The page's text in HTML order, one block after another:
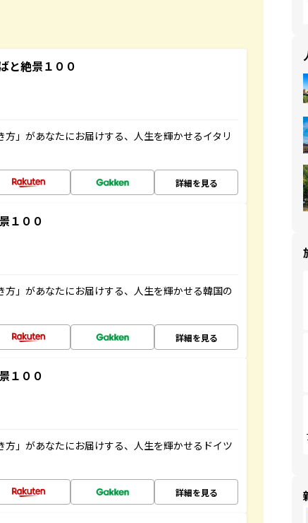
と絶景１００
」があなたにお届けする、人生を輝かせるイタリ
詳細を見る
１００
」があなたにお届けする、人生を輝かせる韓国の
詳細を見る
１００
」があなたにお届けする、人生を輝かせるドイツ
詳細を見る